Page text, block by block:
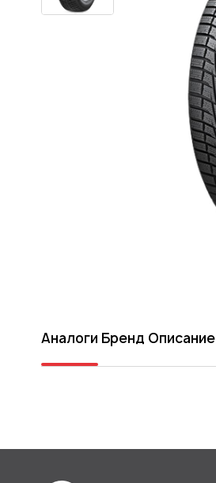
Аналоги Бренд Описание